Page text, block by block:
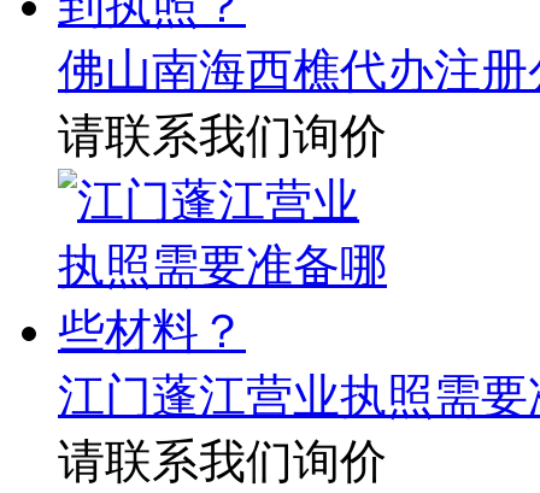
佛山南海西樵代办注
请联系我们询价
江门蓬江营业执照需
请联系我们询价